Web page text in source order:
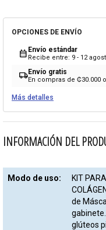
OPCIONES DE ENVÍO
calendar_month Envío estándar
Recibe entre: 9 - 12
local_shippingEnvío gratis
En compras de ₡30.000
Más detalles
INFORMACIÓN DEL
Modo de uso:
KIT
de
glúteos